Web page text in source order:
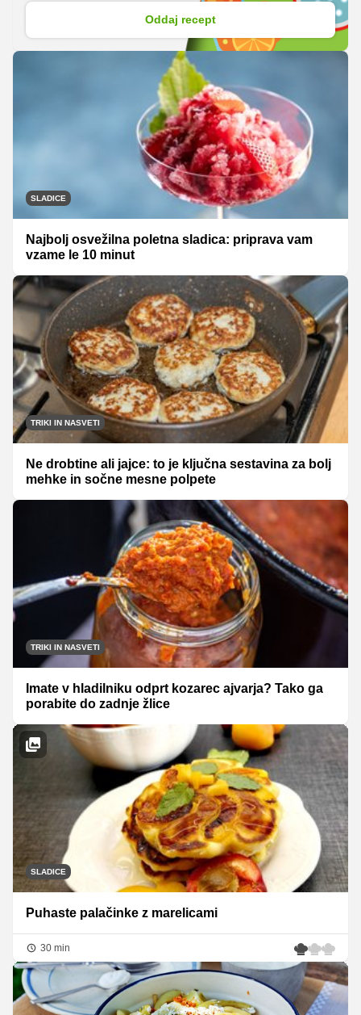
Oddaj recept
SLADICE
Najbolj osvežilna poletna sladica: priprava vam
vzame le 10 minut
TRIKI IN NASVETI
Ne drobtine ali jajce: to je ključna sestavina za bolj
mehke in sočne mesne polpete
TRIKI IN NASVETI
Imate v hladilniku odprt kozarec ajvarja? Tako ga
porabite do zadnje žlice
SLADICE
Puhaste palačinke z marelicami
30 min